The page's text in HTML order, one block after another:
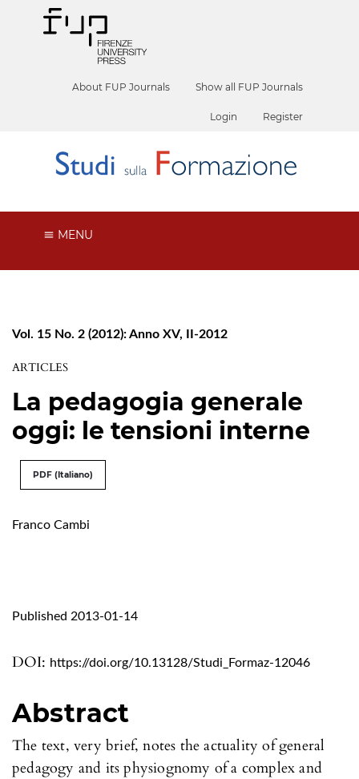
About FUP Journals Show all FUP Journals
Login Register
MENU
Vol. 15 No. 2 (2012): Anno XV, II-2012
ARTICLES
La pedagogia generale
oggi: le tensioni interne
PDF (Italiano)
Franco Cambi
DOI: https://doi.org/10.13128/Studi_Formaz-12046
Published 2013-01-14
Abstract
The text, very brief, notes the actuality of general
pedagogy and its physiognomy of a complex and